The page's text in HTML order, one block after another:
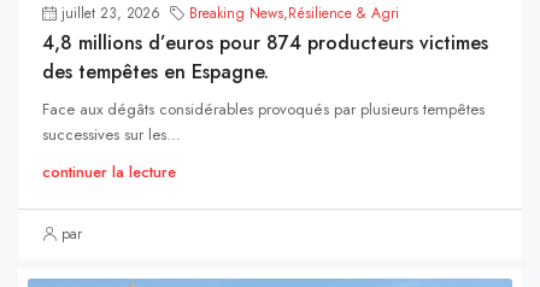
juillet 23, 2026 Breaking News,Résilience & Agri
4,8 millions d’euros pour 874 producteurs victimes
des tempêtes en Espagne.
Face aux dégâts considérables provoqués par plusieurs tempêtes
successives sur les...
continuer la lecture
par